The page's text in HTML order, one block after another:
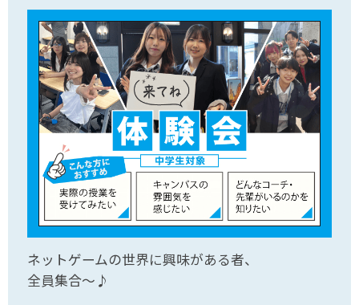
ネットゲームの世界に興味がある者、
全員集合～♪